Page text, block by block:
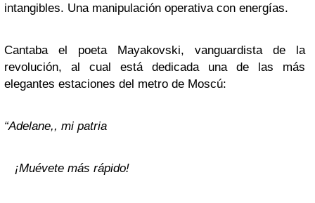
intangibles. Una manipulación operativa con energías.
Cantaba el poeta Mayakovski, vanguardista de la
revolución, al cual está dedicada una de las más
elegantes estaciones del metro de Moscú:
“Adelane,, mi patria
¡Muévete más rápido!